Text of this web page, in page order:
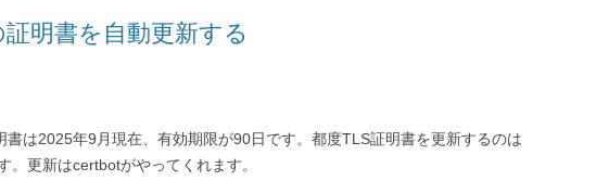
証明書を自動更新する
書は2025年9月現在、有効期限が90日です。都度TLS証明書を更新するのは
。更新はcertbotがやってくれます。